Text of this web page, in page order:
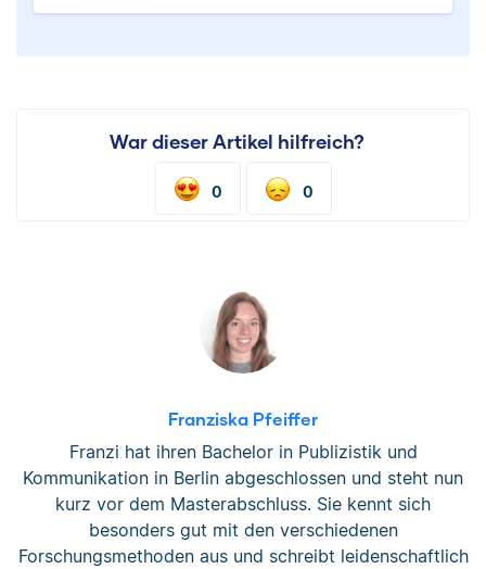
War dieser Artikel hilfreich?
0 0
Franziska Pfeiffer
Franzi hat ihren Bachelor in Publizistik und
Kommunikation in Berlin abgeschlossen und steht nun
kurz vor dem Masterabschluss. Sie kennt sich
besonders gut mit den verschiedenen
Forschungsmethoden aus und schreibt leidenschaftlich